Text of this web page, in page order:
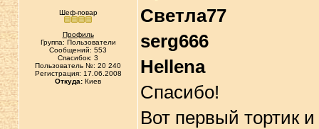
Шеф-повар
Профиль
Группа: Пользователи
Сообщений: 553
Спасибок: 3
Пользователь №: 20 240
Регистрация: 17.06.2008
Откуда: Киев
Светла77
serg666
Hellena
Спасибо!
Вот первый тортик